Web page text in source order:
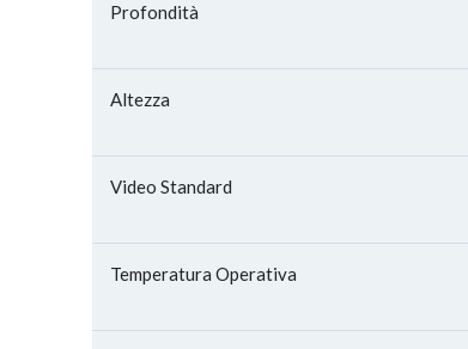
Profondità
Altezza
Video Standard
Temperatura Operativa